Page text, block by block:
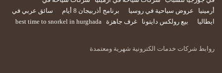
أرمينيا
عروض سياحية في روسيا برنامج أذربيجان 8 أيام
سائق عربي في
ايطاليا
بيع رولكس دايتونا غرف جاهزة best time to snorkel in hurghada
روابط شركات خدمات الكترونية شهرية ومعتمدة